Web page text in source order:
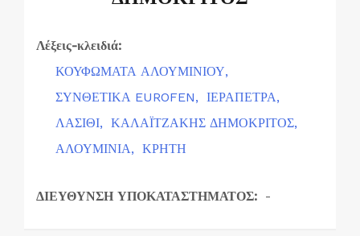
Λέξεις-κλειδιά:
ΚΟΥΦΩΜΑΤΑ ΑΛΟΥΜΙΝΙΟΥ,
ΣΥΝΘΕΤΙΚΑ EUROFEN, ΙΕΡΑΠΕΤΡΑ,
ΛΑΣΙΘΙ, ΚΑΛΑΪΤΖΑΚΗΣ ΔΗΜΟΚΡΙΤΟΣ,
ΑΛΟΥΜΙΝΙΑ, ΚΡΗΤΗ
ΔΙΕΥΘΥΝΣΗ ΥΠΟΚΑΤΑΣΤΗΜΑΤΟΣ: -